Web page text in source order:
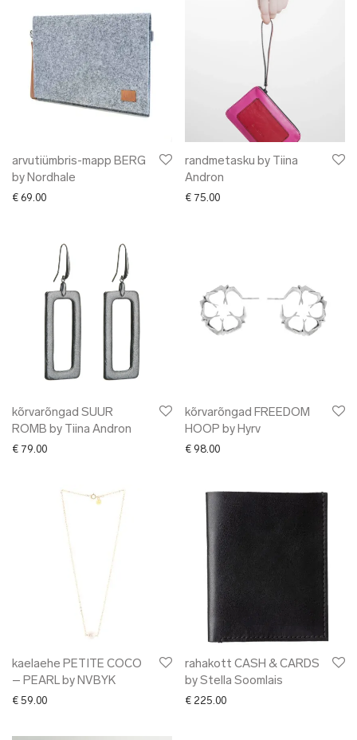
arvutiümbris-mapp BERG
by Nordhale
€ 69.00
randmetasku by Tiina
Andron
€ 75.00
kõrvarõngad SUUR
ROMB by Tiina Andron
€ 79.00
kõrvarõngad FREEDOM
HOOP by Hyrv
€ 98.00
kaelaehe PETITE COCO
– PEARL by NVBYK
€ 59.00
rahakott CASH & CARDS
by Stella Soomlais
€ 225.00